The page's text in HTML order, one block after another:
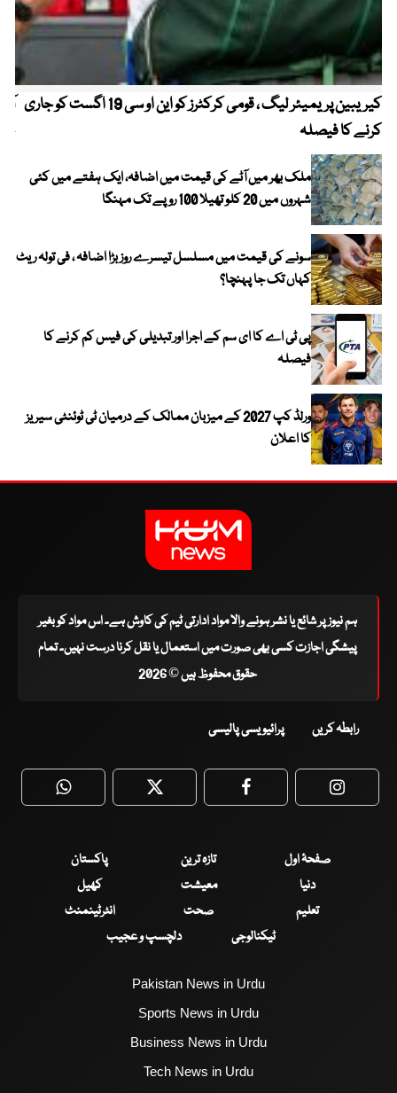
کیریبین پریمیئر لیگ ، قومی کرکٹرز کو این او سی 19 اگست کو جاری
کرنے کا فیصلہ
ملک بھر میں آٹے کی قیمت میں اضافہ، ایک ہفتے میں کئی
شہروں میں 20 کلو تھیلا 100 روپے تک مہنگا
سونے کی قیمت میں مسلسل تیسرے روز بڑا اضافہ ، فی تولہ ریٹ
کہاں تک جا پہنچا؟
پی ٹی اے کا ای سم کے اجرا اور تبدیلی کی فیس کم کرنے کا
فیصلہ
ورلڈ کپ 2027 کے میزبان ممالک کے درمیان ٹی ٹوئنٹی سیریز
کا اعلان
ہم نیوز پر شائع یا نشر ہونے والا مواد ادارتی ٹیم کی کاوش ہے۔ اس مواد کو بغیر
پیشگی اجازت کسی بھی صورت میں استعمال یا نقل کرنا درست نہیں۔ تمام
حقوق محفوظ ہیں © 2026
رابطہ کریں پرائیویسی پالیسی
WhatsApp Twitter Facebook
صفحۂ اول تازہ ترین
پاکستان
دنیا
معیشت
کھیل
تعلیم
صحت
انٹرٹینمنٹ
ٹیکنالوجی
دلچسپ و عجیب
Pakistan News in Urdu
Sports News in Urdu
Business News in Urdu
Tech News in Urdu